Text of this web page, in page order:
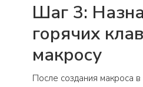
Шаг 3:
горячих
макросу
После создания макроса